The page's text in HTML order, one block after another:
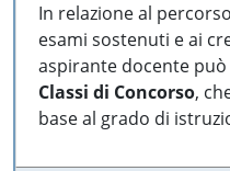
In relazione al
esami sostenuti e ai
aspirante docente può
Classi di Concorso,
base al grado di